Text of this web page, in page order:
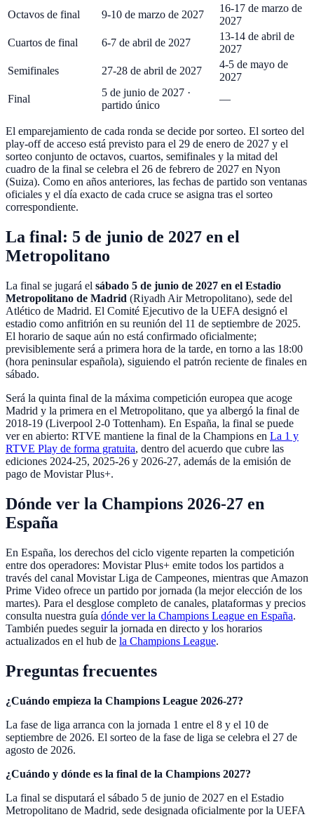
Octavos de final
9-10 de marzo de 2027
16-17 de marzo de
2027
Cuartos de final
6-7 de abril de 2027
13-14 de abril de
2027
Semifinales
27-28 de abril de 2027
4-5 de mayo de
2027
Final
5 de junio de 2027 ·
partido único
—
El emparejamiento de cada ronda se decide por sorteo. El sorteo del
play-off de acceso está previsto para el 29 de enero de 2027 y el
sorteo conjunto de octavos, cuartos, semifinales y la mitad del
cuadro de la final se celebra el 26 de febrero de 2027 en Nyon
(Suiza). Como en años anteriores, las fechas de partido son ventanas
oficiales y el día exacto de cada cruce se asigna tras el sorteo
correspondiente.
La final: 5 de junio de 2027 en el
Metropolitano
La final se jugará el sábado 5 de junio de 2027 en el Estadio
Metropolitano de Madrid (Riyadh Air Metropolitano), sede del
Atlético de Madrid. El Comité Ejecutivo de la UEFA designó el
estadio como anfitrión en su reunión del 11 de septiembre de 2025.
El horario de saque aún no está confirmado oficialmente;
previsiblemente será a primera hora de la tarde, en torno a las 18:00
(hora peninsular española), siguiendo el patrón reciente de finales en
sábado.
Será la quinta final de la máxima competición europea que acoge
Madrid y la primera en el Metropolitano, que ya albergó la final de
2018-19 (Liverpool 2-0 Tottenham). En España, la final se puede
ver en abierto: RTVE mantiene la final de la Champions en La 1 y
RTVE Play de forma gratuita, dentro del acuerdo que cubre las
ediciones 2024-25, 2025-26 y 2026-27, además de la emisión de
pago de Movistar Plus+.
Dónde ver la Champions 2026-27 en
España
En España, los derechos del ciclo vigente reparten la competición
entre dos operadores: Movistar Plus+ emite todos los partidos a
través del canal Movistar Liga de Campeones, mientras que Amazon
Prime Video ofrece un partido por jornada (la mejor elección de los
martes). Para el desglose completo de canales, plataformas y precios
consulta nuestra guía dónde ver la Champions League en España.
También puedes seguir la jornada en directo y los horarios
actualizados en el hub de la Champions League.
Preguntas frecuentes
¿Cuándo empieza la Champions League 2026-27?
La fase de liga arranca con la jornada 1 entre el 8 y el 10 de
septiembre de 2026. El sorteo de la fase de liga se celebra el 27 de
agosto de 2026.
¿Cuándo y dónde es la final de la Champions 2027?
La final se disputará el sábado 5 de junio de 2027 en el Estadio
Metropolitano de Madrid, sede designada oficialmente por la UEFA